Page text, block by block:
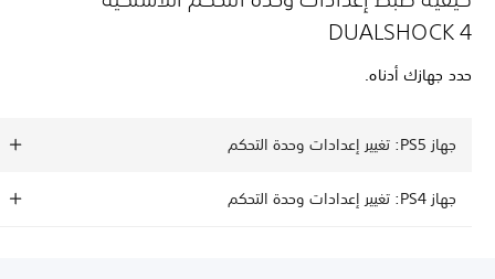
DUALSHOCK 4
حدد جهازك أدناه.
جهاز PS5: تغيير إعدادات وحدة التحكم
جهاز PS4: تغيير إعدادات وحدة التحكم